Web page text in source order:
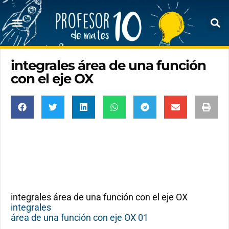
integrales área de una función
con el eje OX
integrales área de una función con el eje OX
integrales
área de una función con eje OX 01